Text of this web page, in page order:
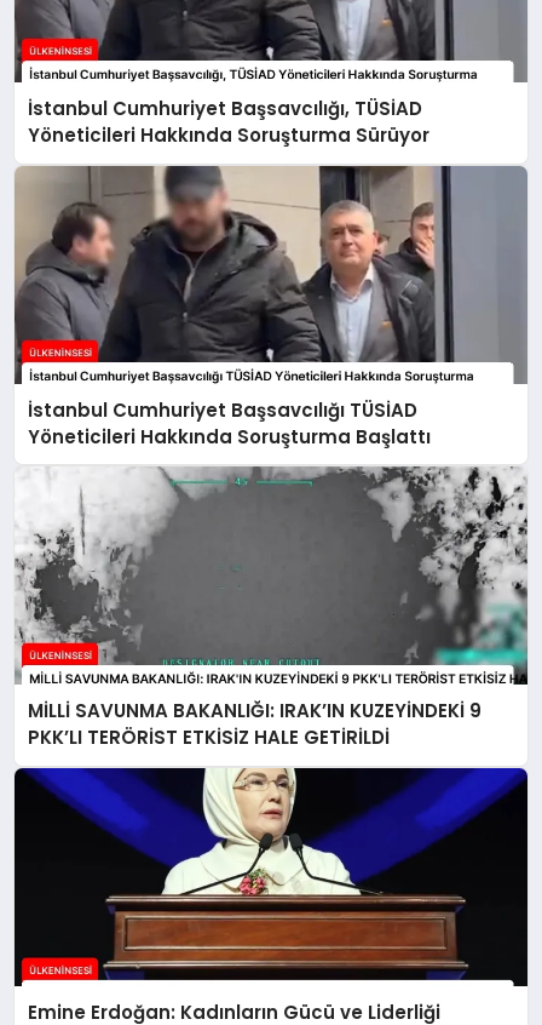
İstanbul Cumhuriyet Başsavcılığı, TÜSİAD
Yöneticileri Hakkında Soruşturma Sürüyor
İstanbul Cumhuriyet Başsavcılığı TÜSİAD
Yöneticileri Hakkında Soruşturma Başlattı
MİLLİ SAVUNMA BAKANLIĞI: IRAK’IN KUZEYİNDEKİ 9
PKK’LI TERÖRİST ETKİSİZ HALE GETİRİLDİ
Emine Erdoğan: Kadınların Gücü ve Liderliği